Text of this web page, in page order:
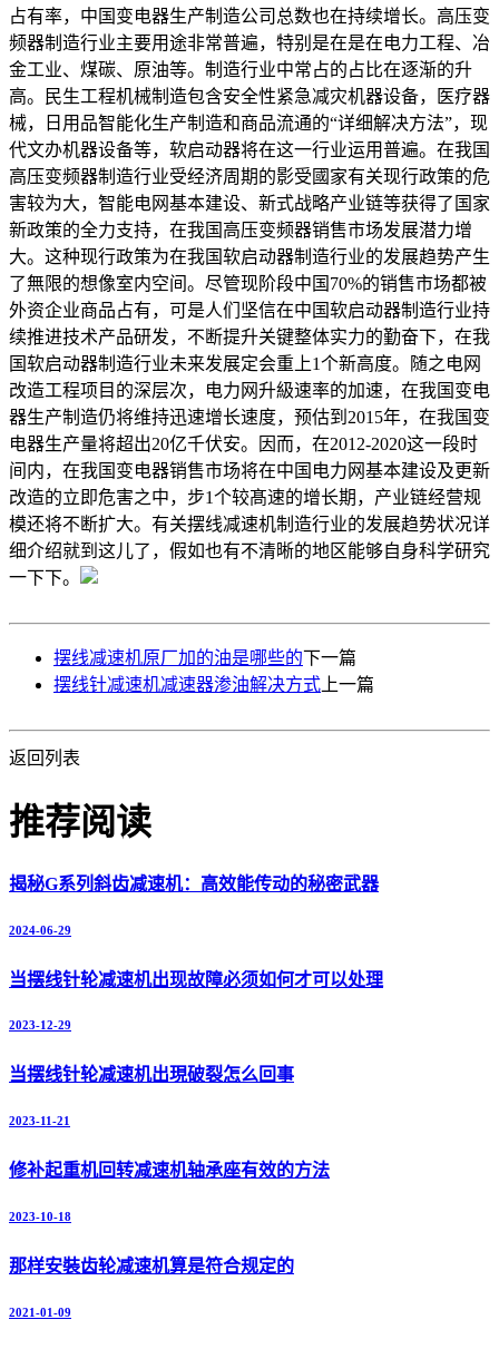
占有率，中国变电器生产制造公司总数也在持续增长。高压变
频器制造行业主要用途非常普遍，特别是在是在电力工程、冶
金工业、煤碳、原油等。制造行业中常占的占比在逐渐的升
高。民生工程机械制造包含安全性紧急减灾机器设备，医疗器
械，日用品智能化生产制造和商品流通的“详细解决方法”，现
代文办机器设备等，软启动器将在这一行业运用普遍。在我国
高压变频器制造行业受经济周期的影受國家有关现行政策的危
害较为大，智能电网基本建设、新式战略产业链等获得了国家
新政策的全力支持，在我国高压变频器销售市场发展潜力增
大。这种现行政策为在我国软启动器制造行业的发展趋势产生
了無限的想像室内空间。尽管现阶段中国70%的销售市场都被
外资企业商品占有，可是人们坚信在中国软启动器制造行业持
续推进技术产品研发，不断提升关键整体实力的勤奋下，在我
国软启动器制造行业未来发展定会重上1个新高度。随之电网
改造工程项目的深层次，电力网升級速率的加速，在我国变电
器生产制造仍将维持迅速增长速度，预估到2015年，在我国变
电器生产量将超出20亿千伏安。因而，在2012-2020这一段时
间内，在我国变电器销售市场将在中国电力网基本建设及更新
改造的立即危害之中，步1个较髙速的增长期，产业链经营规
模还将不断扩大。有关摆线减速机制造行业的发展趋势状况详
细介绍就到这儿了，假如也有不清晰的地区能够自身科学研究
一下下。
摆线减速机原厂加的油是哪些的下一篇
摆线针减速机减速器渗油解决方式 上一篇
返回列表
推荐阅读
揭秘G系列斜齿减速机：高效能传动的秘密武器
2024-06-29
当摆线针轮减速机出现故障必须如何才可以处理
2023-12-29
当摆线针轮减速机出現破裂怎么回事
2023-11-21
修补起重机回转减速机轴承座有效的方法
2023-10-18
那样安裝齿轮减速机算是符合规定的
2021-01-09